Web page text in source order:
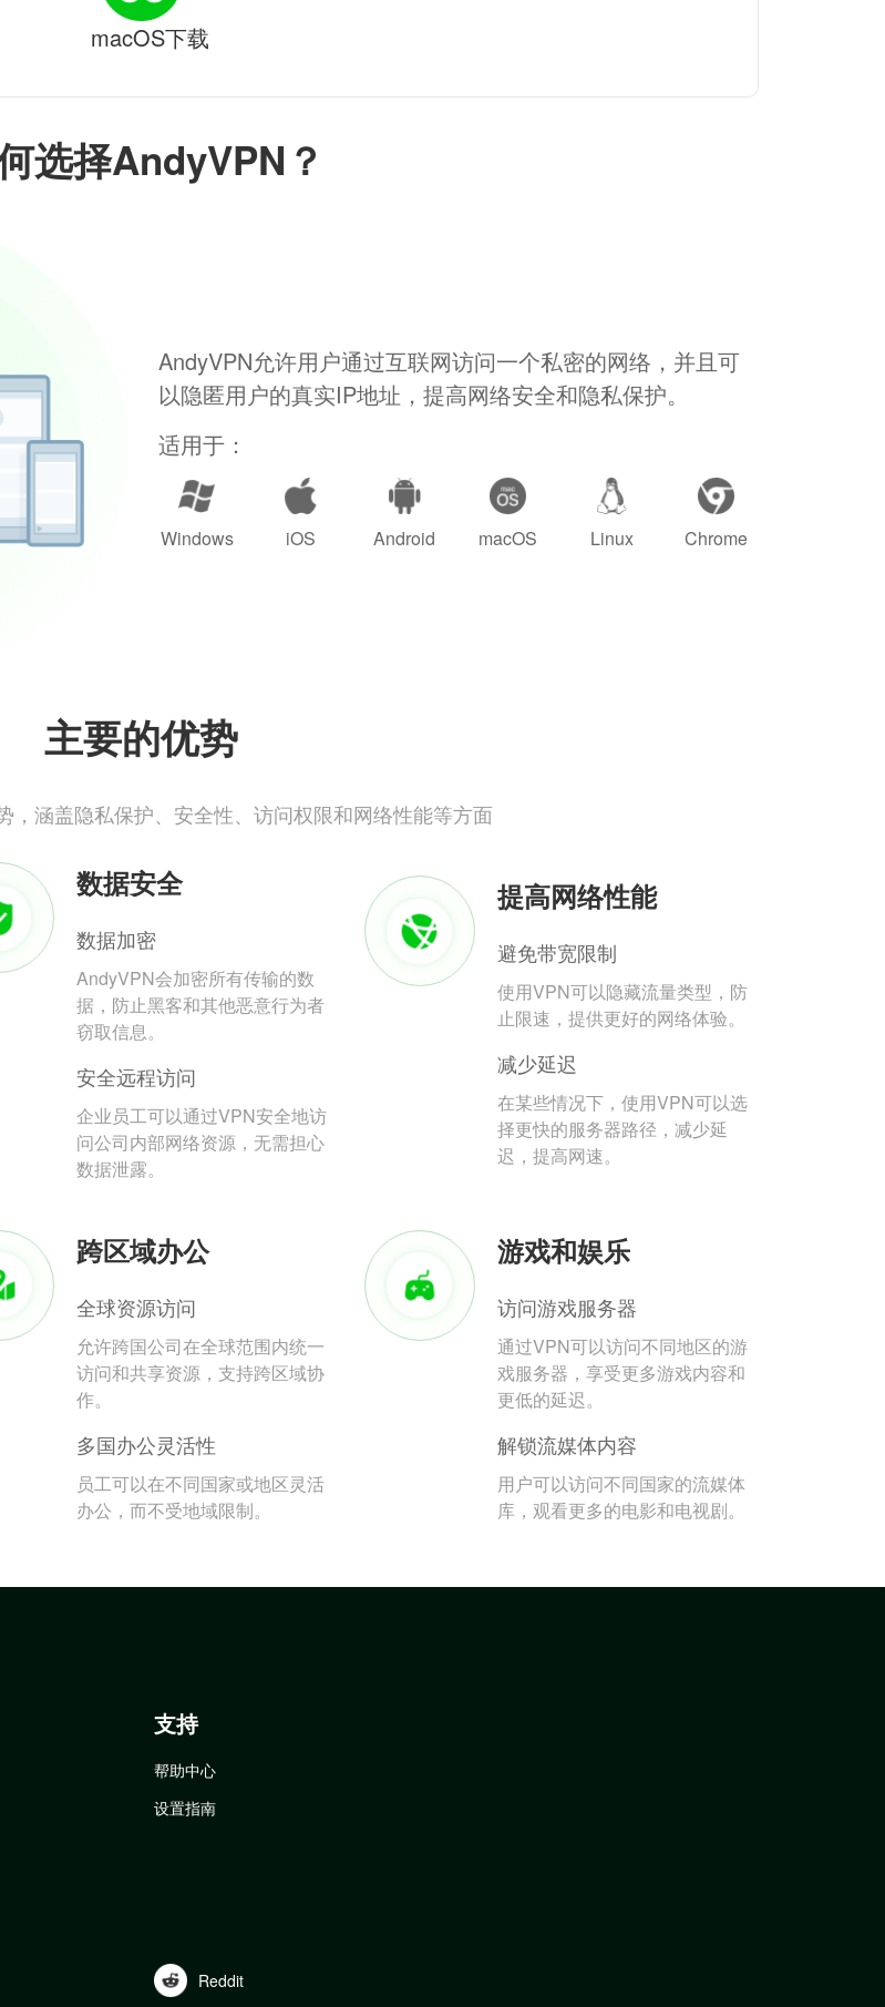
选择AndyVPN？
AndyVPN允许用户通过互联网访问一个私密的网络，并且可
以隐匿用户的真实IP地址，提高网络安全和隐私保护。
适用于：
Windows iOS Android macOS Linux Chrome
主要的优势
，涵盖隐私保护、安全性、访问权限和网络性能等方面
数据安全
数据加密
AndyVPN会加密所有传输的数
据，防止黑客和其他恶意行为者
窃取信息。
安全远程访问
企业员工可以通过VPN安全地访
问公司内部网络资源，无需担心
数据泄露。
提高网络性能
避免带宽限制
使用VPN可以隐藏流量类型，防
止限速，提供更好的网络体验。
减少延迟
在某些情况下，使用VPN可以选
择更快的服务器路径，减少延
迟，提高网速。
跨区域办公
全球资源访问
允许跨国公司在全球范围内统一
访问和共享资源，支持跨区域协
作。
多国办公灵活性
员工可以在不同国家或地区灵活
办公，而不受地域限制。
游戏和娱乐
访问游戏服务器
通过VPN可以访问不同地区的游
戏服务器，享受更多游戏内容和
更低的延迟。
解锁流媒体内容
用户可以访问不同国家的流媒体
库，观看更多的电影和电视剧。
macOS下载
支持
帮助中心
设置指南
Reddit